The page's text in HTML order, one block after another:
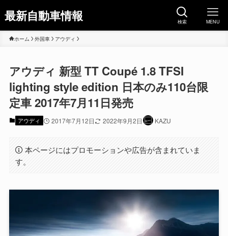
最新自動車情報 検索 MENU
ホーム 外国車 アウディ
アウディ 新型 TT Coupé 1.8 TFSI
lighting style edition 日本のみ110台限
定車 2017年7月11日発売
アウディ 2017年7月12日 2022年9月2日 KAZU
本ページにはプロモーションや広告が含まれていま
す。